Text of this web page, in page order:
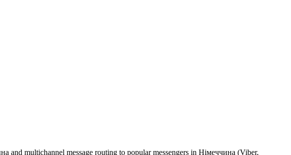
and multichannel message routing to popular messengers in Німеччина (Viber,